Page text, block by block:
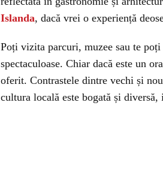
Islanda, dacă vrei o experiență
Poți vizita parcuri, muzee sau te
spectaculoase. Chiar dacă este un
oferit. Contrastele dintre vechi și
cultura locală este bogată și